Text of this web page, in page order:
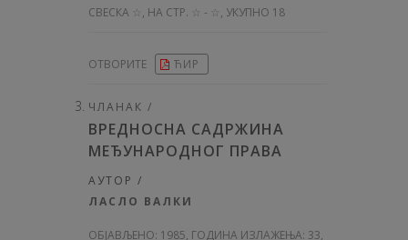
СВЕСКА ☆, НА СТР. ☆ - ☆, УКУПНО 18
ОТВОРИТЕ ЋИР
ЧЛАНАК /
ВРЕДНОСНА САДРЖИНА
МЕЂУНАРОДНОГ ПРАВА
АУТОР /
ЛАСЛО ВАЛКИ
ОБЈАВЉЕНО: 1985, ГОДИНА ИЗЛАЖЕЊА: 33,